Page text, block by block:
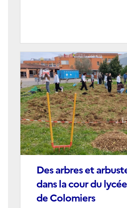
Des arbres et
dans la cour du
de Colomiers
Image
de
couverture
(conseillée)